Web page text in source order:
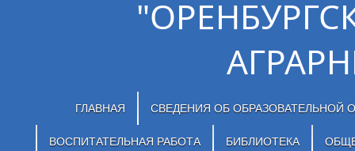
ГЛАВНАЯ СВЕДЕНИЯ ОБ ОБРАЗОВАТЕЛЬНОЙ
ВОСПИТАТЕЛЬНАЯ РАБОТА БИБЛИОТЕКА